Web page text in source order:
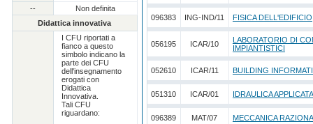
--
Non definita
Didattica innovativa
I CFU riportati a
fianco a questo
simbolo indicano la
parte dei CFU
dell'insegnamento
erogati con
Didattica
Innovativa.
Tali CFU
riguardano:
096383 ING-IND/11 FISICA DELL'EDIFICIO
056195 ICAR/10
LABORATORIO DI
IMPIANTISTICI
052610 ICAR/11 BUILDING
051310 ICAR/01 IDRAULICA APPLICATA
096389 MAT/07 MECCANICA